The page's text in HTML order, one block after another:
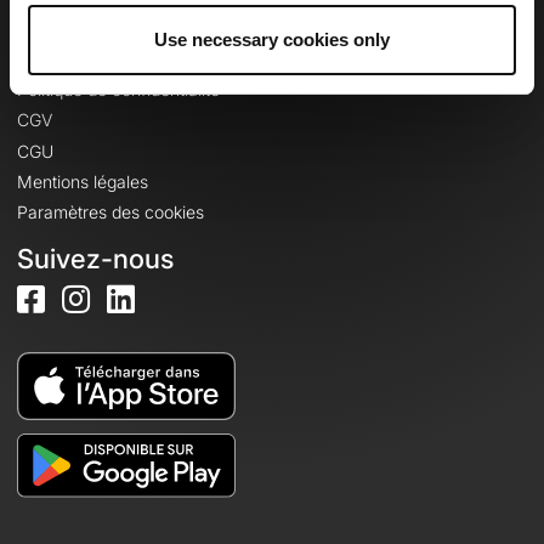
Use necessary cookies only
Informations légales
Politique de confidentialité
CGV
CGU
Mentions légales
Paramètres des cookies
Suivez-nous